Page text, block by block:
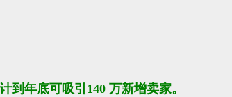
到年底可吸引 140 万新增卖家。